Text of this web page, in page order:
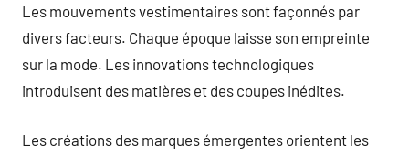
Les mouvements vestimentaires sont façonnés par
divers facteurs. Chaque époque laisse son empreinte
sur la mode. Les innovations technologiques
introduisent des matières et des coupes inédites.
Les créations des marques émergentes orientent les